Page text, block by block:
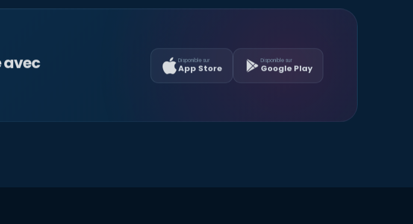
avec
Disponible sur
App Store
Disponible sur
Google Play